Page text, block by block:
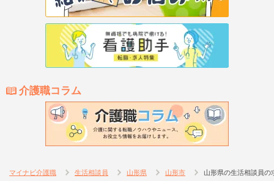
介護職コラム
マイナビ介護職 生活相談員 山形県 山形市 山形県の生活相談員の